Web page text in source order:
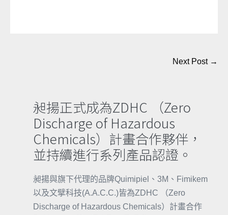
Next Post →
昶揚正式成為ZDHC （Zero
Discharge of Hazardous
Chemicals）計畫合作夥伴，
並持續進行系列產品認證。
昶揚與旗下代理的品牌Quimipiel、3M、Fimikem
以及文擘科技(A.A.C.C.)皆為ZDHC （Zero
Discharge of Hazardous Chemicals）計畫合作